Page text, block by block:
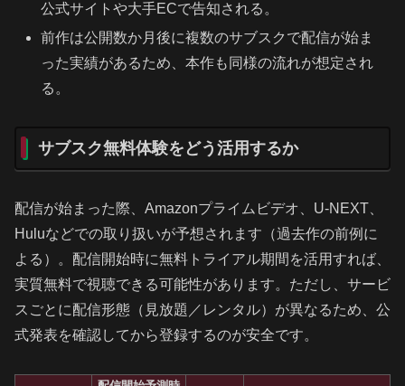
公式サイトや大手ECで告知される。
前作は公開数か月後に複数のサブスクで配信が始ま
った実績があるため、本作も同様の流れが想定され
る。
サブスク無料体験をどう活用するか
配信が始まった際、Amazonプライムビデオ、U-NEXT、
Huluなどでの取り扱いが予想されます（過去作の前例に
よる）。配信開始時に無料トライアル期間を活用すれば、
実質無料で視聴できる可能性があります。ただし、サービ
スごとに配信形態（見放題／レンタル）が異なるため、公
式発表を確認してから登録するのが安全です。